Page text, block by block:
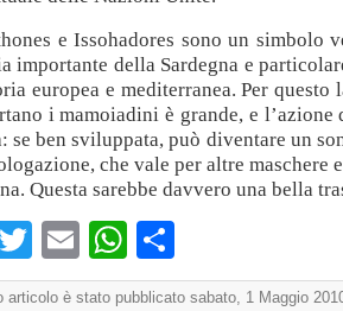
e Issohadores sono un simbolo
importante della Sardegna e
europea e mediterranea. Per questo
i mamoiadini è grande, e l’azione
se ben sviluppata, può diventare un
che vale per altre maschere
Questa sarebbe davvero una bella
Facebook
TwitterEmailWhatsApp
articolo è stato pubblicato sabato, 1 Maggio